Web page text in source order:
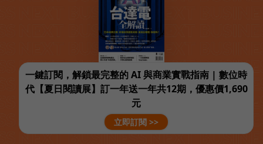
一鍵訂閱，解鎖最完整的 AI 與商業實戰指南 | 數位時
代【夏日閱讀展】訂一年送一年共12期，優惠價1,690
元
立即訂閱 >>